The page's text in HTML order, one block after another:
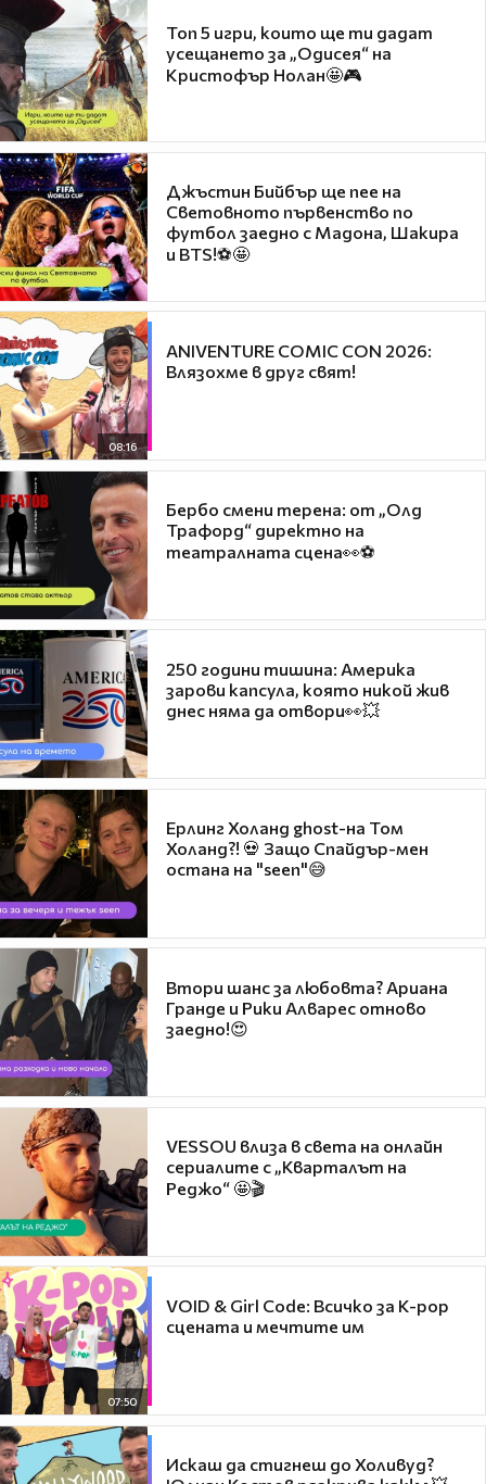
Топ 5 игри, които ще ти дадат
усещането за „Одисея“ на
Кристофър Нолан🤩🎮
Джъстин Бийбър ще пее на
Световното първенство по
футбол заедно с Мадона, Шакира
и BTS!⚽🤩
08:16
ANIVENTURE COMIC CON 2026:
Влязохме в друг свят!
Бербо смени терена: от „Олд
Трафорд“ директно на
театралната сцена👀⚽
250 години тишина: Америка
зарови капсула, която никой жив
днес няма да отвори👀💥
Ерлинг Холанд ghost-на Том
Холанд?! 💀 Защо Спайдър-мен
остана на "seen"😅
Втори шанс за любовта? Ариана
Гранде и Рики Алварес отново
заедно!😍
VESSOU влиза в света на онлайн
сериалите с „Кварталът на
Реджо“ 🤩🎬
07:50
VOID & Girl Code: Всичко за K-pop
сцената и мечтите им
Искаш да стигнеш до Холивуд?